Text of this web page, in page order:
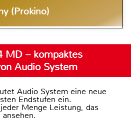
(Prokino)
MD – kompaktes
Audio System
Audio System eine neue
Endstufen ein.
Menge Leistung, das